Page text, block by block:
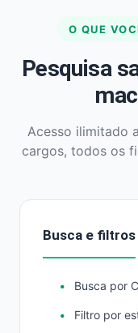
O QUE
Pesquisa
Acesso ilimitado
cargos, todos os
Busca e filtros
Busca por
Filtro por